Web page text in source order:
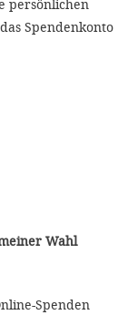
persönlichen
Spendenkonto
Wahl
Spenden